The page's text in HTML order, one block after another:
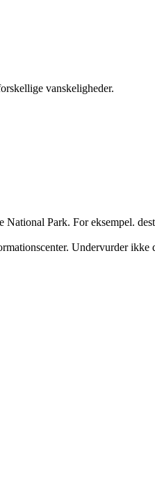
vanskeligheder.
Park. For eksempel.
Undervurder ikke